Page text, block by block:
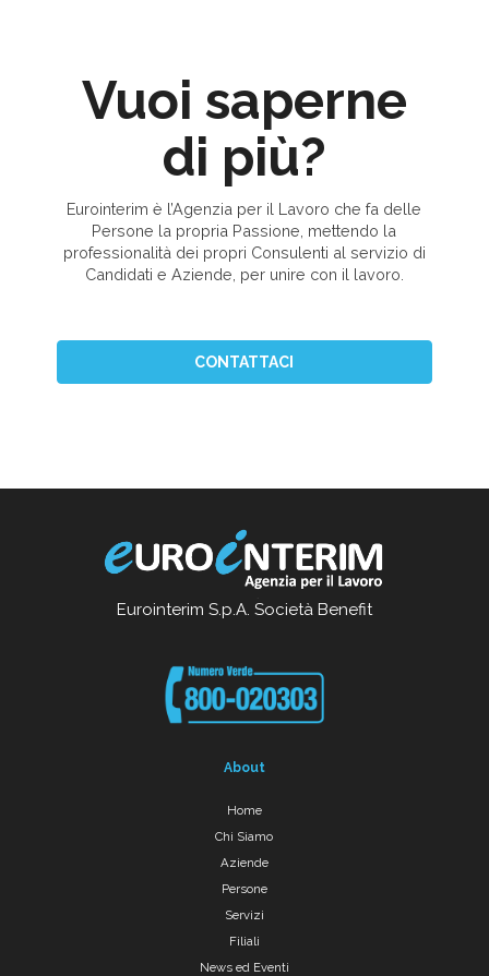
Vuoi saperne
di più?
Eurointerim è l’Agenzia per il Lavoro che fa delle
Persone la propria Passione, mettendo la
professionalità dei propri Consulenti al servizio di
Candidati e Aziende, per unire con il lavoro.
CONTATTACI
Eurointerim S.p.A. Società Benefit
About
Home
Chi Siamo
Aziende
Persone
Servizi
Filiali
News ed Eventi